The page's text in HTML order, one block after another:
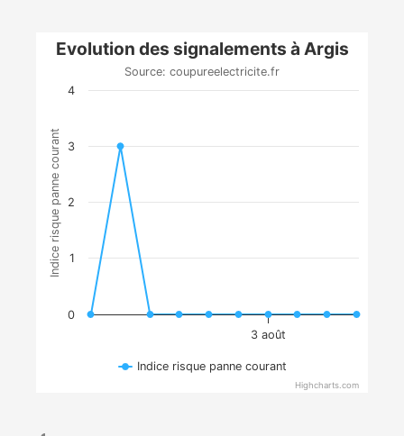
Indice risque panne courant
Evolution des signalements à Argis
Source: coupureelectricite.fr
3 août
0
1
2
3
4
Indice risque panne courant
Highcharts.com